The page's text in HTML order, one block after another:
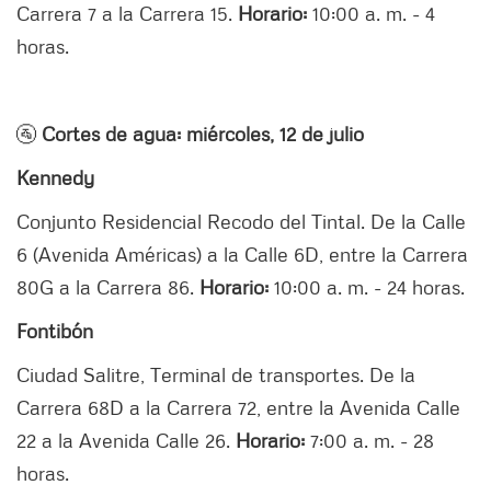
Carrera 7 a la Carrera 15. Horario: 10:00 a. m. - 4
horas.
🚰 Cortes de agua: miércoles, 12 de julio
Kennedy
Conjunto Residencial Recodo del Tintal. De la Calle
6 (Avenida Américas) a la Calle 6D, entre la Carrera
80G a la Carrera 86. Horario: 10:00 a. m. - 24 horas.
Fontibón
Ciudad Salitre, Terminal de transportes. De la
Carrera 68D a la Carrera 72, entre la Avenida Calle
22 a la Avenida Calle 26. Horario: 7:00 a. m. - 28
horas.